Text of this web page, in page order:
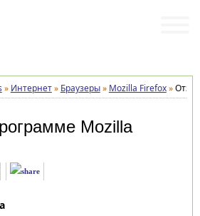
» Интернет» Браузеры» Mozilla Firefox»
Mozilla